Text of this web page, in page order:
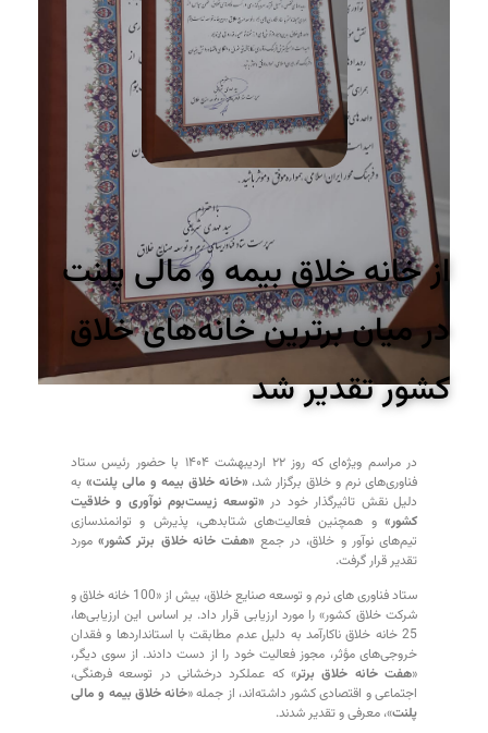
از خانه خلاق بیمه و مالی پلنت
در میان برترین خانه‌های خلاق
کشور تقدیر شد
در مراسم ویژه‌ای که روز ۲۲ اردیبهشت ۱۴۰۴ با حضور رئیس ستاد
فناوری‌های نرم و خلاق برگزار شد، «خانه خلاق بیمه و مالی پلنت» به
دلیل نقش تاثیرگذار خود در «توسعه زیست‌بوم نوآوری و خلاقیت
کشور» و همچنین فعالیت‌های شتابدهی، پذیرش و توانمندسازی
تیم‌های نوآور و خلاق، در جمع «هفت خانه خلاق برتر کشور»مورد
تقدیر قرار گرفت.
ستاد فناوری های نرم و توسعه صنایع خلاق، بیش از «100 خانه خلاق و
شرکت خلاق کشور» را مورد ارزیابی قرار داد. بر اساس این ارزیابی‌ها،
25 خانه خلاق ناکارآمد به دلیل عدم مطابقت با استانداردها و فقدان
خروجی‌های مؤثر، مجوز فعالیت خود را از دست دادند. از سوی دیگر،
«هفت خانه خلاق برتر» که عملکرد درخشانی در توسعه فرهنگی،
اجتماعی و اقتصادی کشور داشته‌اند، از جمله «خانه خلاق بیمه و مالی
پلنت»، معرفی و تقدیر شدند.